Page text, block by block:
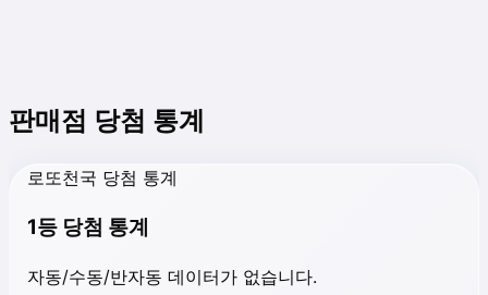
판매점 당첨 통계
로또천국 당첨 통계
1등 당첨 통계
자동/수동/반자동 데이터가 없습니다.